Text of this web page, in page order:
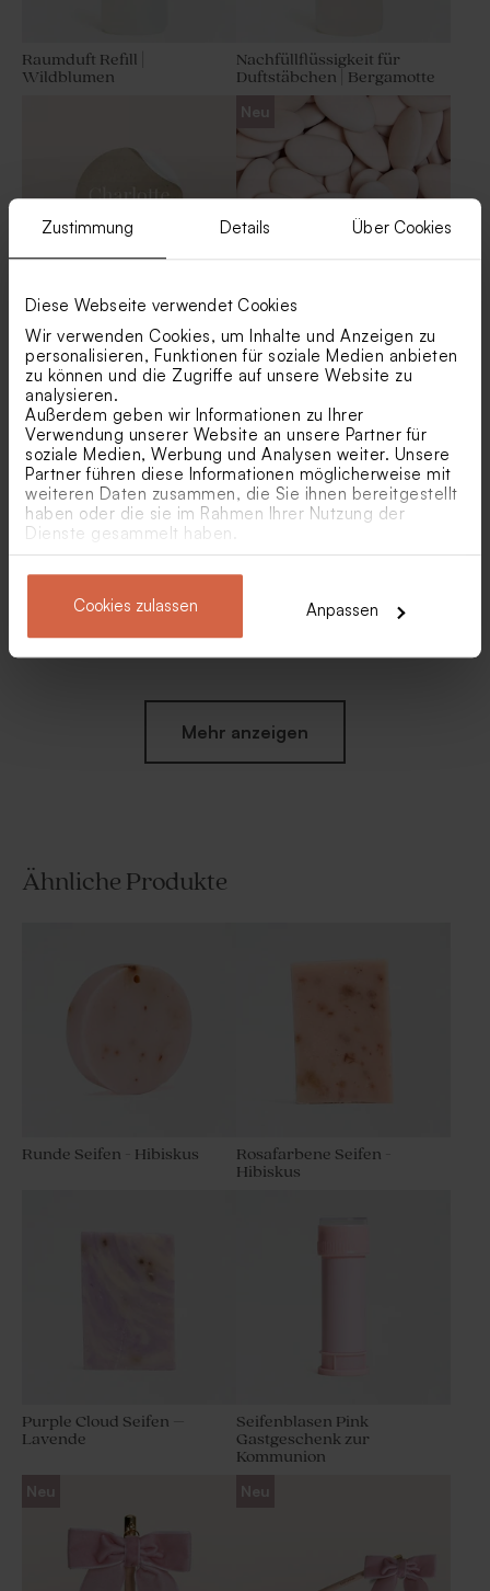
Zustimmung Details Über Cookies
Diese Webseite verwendet Cookies
Wir verwenden Cookies, um Inhalte und Anzeigen zu
personalisieren, Funktionen für soziale Medien anbieten
zu können und die Zugriffe auf unsere Website zu
analysieren.
Außerdem geben wir Informationen zu Ihrer
Verwendung unserer Website an unsere Partner für
soziale Medien, Werbung und Analysen weiter. Unsere
Partner führen diese Informationen möglicherweise mit
weiteren Daten zusammen, die Sie ihnen bereitgestellt
haben oder die sie im Rahmen Ihrer Nutzung der
Dienste gesammelt haben.
Cookies zulassen Anpassen
Runder Namensaufkleber
mit Bausteinen
Runder Namensaufkleber
mit Schmetterlingen
Runder Namenaufkleber für
Kommunion mit Streifen und
Raumduft Refill |
Wildblumen
Nachfüllflüssigkeit für
Duftstäbchen | Bergamotte
Runder Sticker 'Eco Tassel'
Neu
Rosafarbene
Schokoladendragees als
Gastgeschenk Kommunion 1
kg (± 240 Stück)
Mehr anzeigen
Ähnliche Produkte
Runde Seifen - Hibiskus
Rosafarbene Seifen -
Hibiskus
Purple Cloud Seifen –
Lavende
Seifenblasen Pink
Gastgeschenk zur
Kommunion
Neu
Neu